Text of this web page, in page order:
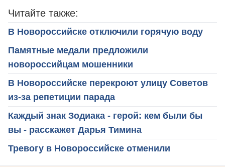
Читайте также:
В Новороссийске отключили горячую воду
Памятные медали предложили
новороссийцам мошенники
В Новороссийске перекроют улицу Советов
из-за репетиции парада
Каждый знак Зодиака - герой: кем были бы
вы - расскажет Дарья Тимина
Тревогу в Новороссийске отменили